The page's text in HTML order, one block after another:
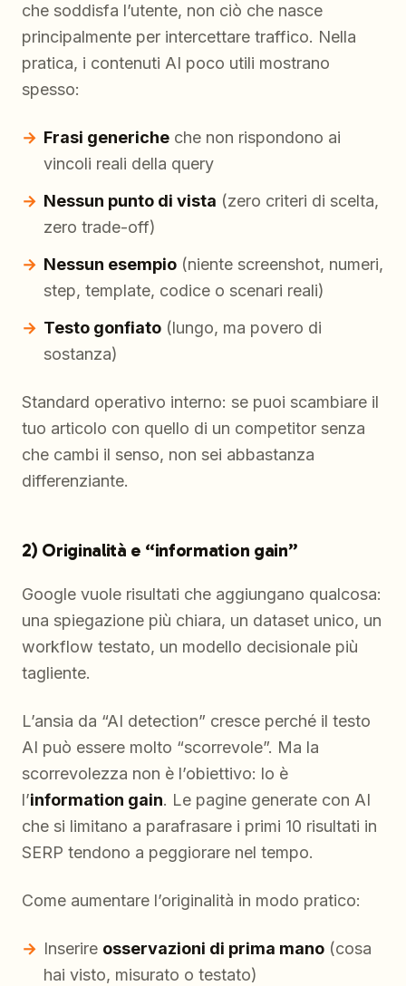
che soddisfa l’utente, non ciò che nasce
principalmente per intercettare traffico. Nella
pratica, i contenuti AI poco utili mostrano
spesso:
Frasi generiche che non rispondono ai
vincoli reali della query
Nessun punto di vista (zero criteri di scelta,
zero trade-off)
Nessun esempio (niente screenshot, numeri,
step, template, codice o scenari reali)
Testo gonfiato (lungo, ma povero di
sostanza)
Standard operativo interno: se puoi scambiare il
tuo articolo con quello di un competitor senza
che cambi il senso, non sei abbastanza
differenziante.
2) Originalità e “information gain”
Google vuole risultati che aggiungano qualcosa:
una spiegazione più chiara, un dataset unico, un
workflow testato, un modello decisionale più
tagliente.
L’ansia da “AI detection” cresce perché il testo
AI può essere molto “scorrevole”. Ma la
scorrevolezza non è l’obiettivo: lo è
l’information gain. Le pagine generate con AI
che si limitano a parafrasare i primi 10 risultati in
SERP tendono a peggiorare nel tempo.
Come aumentare l’originalità in modo pratico:
Inserire osservazioni di prima mano (cosa
hai visto, misurato o testato)